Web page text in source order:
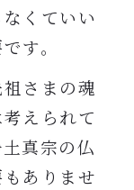
くていい
す。
さまの魂
えられて
真宗の仏
ありませ